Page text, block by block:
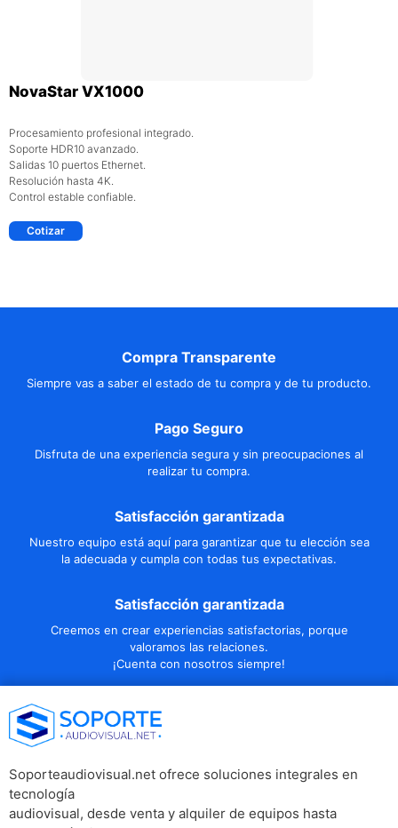
NovaStar VX1000
Procesamiento profesional integrado.
Soporte HDR10 avanzado.
Salidas 10 puertos Ethernet.
Resolución hasta 4K.
Control estable confiable.
Cotizar
Compra Transparente
Siempre vas a saber el estado de tu compra y de tu producto.
Pago Seguro
Disfruta de una experiencia segura y sin preocupaciones al
realizar tu compra.
Satisfacción garantizada
Nuestro equipo está aquí para garantizar que tu elección sea
la adecuada y cumpla con todas tus expectativas.
Satisfacción garantizada
Creemos en crear experiencias satisfactorias, porque
valoramos las relaciones.
¡Cuenta con nosotros siempre!
Soporteaudiovisual.net ofrece soluciones integrales en
tecnología
audiovisual, desde venta y alquiler de equipos hasta